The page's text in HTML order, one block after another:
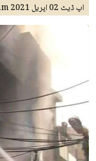
اپ ڈیٹ 02 اپريل 2021